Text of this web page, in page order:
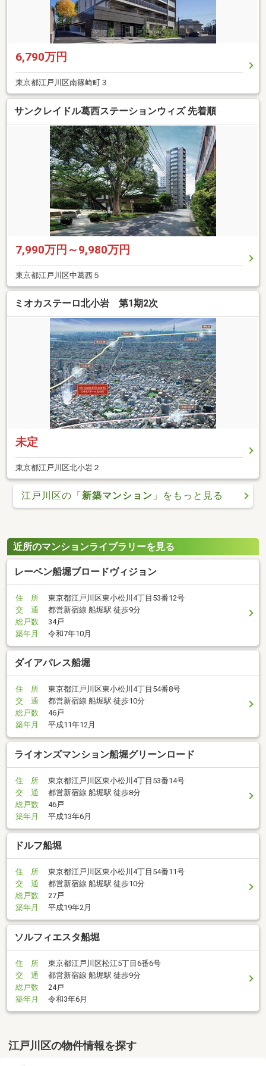
6,790万円
東京都江戸川区南篠崎町３
サンクレイドル葛西ステーションウィズ 先着順
7,990万円～9,980万円
東京都江戸川区中葛西５
ミオカステーロ北小岩 第1期2次
未定
東京都江戸川区北小岩２
江戸川区の「新築マンション 」をもっと見る
近所のマンションライブラリーを見る
レーベン船堀ブロードヴィジョン
住 所
東京都江戸川区東小松川4丁目53番12号
交 通
都営新宿線 船堀駅 徒歩9分
総戸数
34戸
築年月
令和7年10月
ダイアパレス船堀
住 所
東京都江戸川区東小松川4丁目54番8号
交 通
都営新宿線 船堀駅 徒歩10分
総戸数
46戸
築年月
平成11年12月
ライオンズマンション船堀グリーンロード
住 所
東京都江戸川区東小松川4丁目53番14号
交 通
都営新宿線 船堀駅 徒歩8分
総戸数
46戸
築年月
平成13年6月
ドルフ船堀
住 所
東京都江戸川区東小松川4丁目54番11号
交 通
都営新宿線 船堀駅 徒歩10分
総戸数
27戸
築年月
平成19年2月
ソルフィエスタ船堀
住 所
東京都江戸川区松江5丁目6番6号
交 通
都営新宿線 船堀駅 徒歩9分
総戸数
24戸
築年月
令和3年6月
江戸川区の物件情報を探す